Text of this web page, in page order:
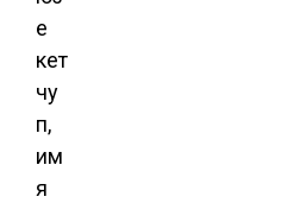
е
кет
чу
п,
им
я